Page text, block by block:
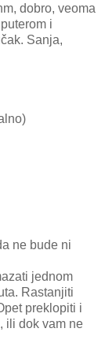
dobro, veoma
i
Sanja,
ne bude ni
jednom
Rastanjiti
preklopiti i
ili dok vam ne